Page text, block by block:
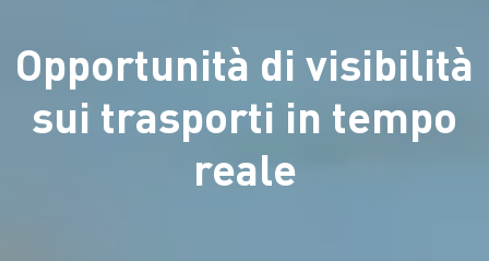
Opportunità di visibilità
sui trasporti in tempo
reale